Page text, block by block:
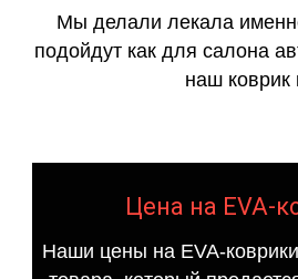
Мы делали лекала
подойдут как для салона
наш коврик
Цена на EVA-
Наши цены на EVA-